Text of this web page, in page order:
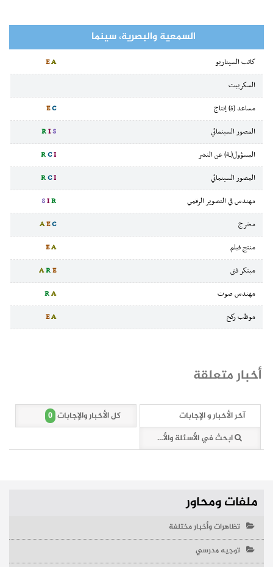
السمعية والبصرية، سينما
كاتب السيناريو EA
السكريبت
مساعد (ة) إنتاج
EC
المصور السينمائي
RIS
المسؤول(ـة) عن النشر
RCI
المصور السينمائي
RCI
مهندس في التصوير الرقمي
SIR
مخرج
AEC
منتج فيلم
EA
مبتكر فني
ARE
مهندس صوت
RA
موظب ركح
EA
أخبار متعلقة
آخر الأخبار و الإجابات كل الأخبار والإجابات 0
ابحث في الأسئلة والأخبار (0 وثائق)
ملفات ومحاور
تظاهرات وأخبار مختلفة
توجيه مدرسي